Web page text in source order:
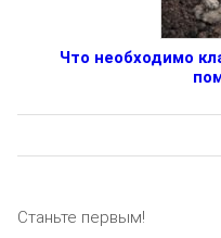
Что необходимо
Станьте первым!